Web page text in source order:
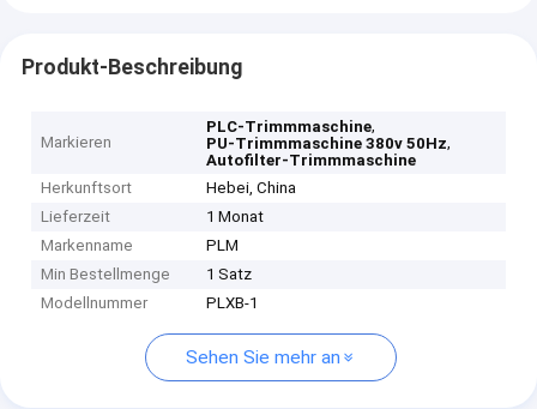
Produkt-Beschreibung
Markieren
PLC-Trimmmaschine,
PU-Trimmmaschine 380v 50Hz,
Autofilter-Trimmmaschine
Herkunftsort
Hebei, China
Lieferzeit
1 Monat
Markenname
PLM
Min Bestellmenge
1 Satz
Modellnummer
PLXB-1
Sehen Sie mehr an